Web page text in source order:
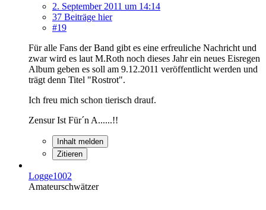
2. September 2011 um 14:14
37 Beiträge hier
#19
Für alle Fans der Band gibt es eine erfreuliche Nachricht und
zwar wird es laut M.Roth noch dieses Jahr ein neues Eisregen
Album geben es soll am 9.12.2011 veröffentlicht werden und
trägt denn Titel "Rostrot".
Ich freu mich schon tierisch drauf.
Zensur Ist Für´n A......!!
Inhalt melden
Zitieren
Logge1002
Amateurschwätzer